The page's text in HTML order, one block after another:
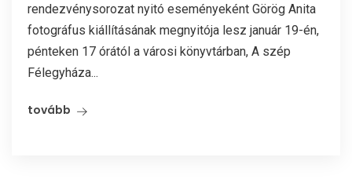
rendezvénysorozat nyitó eseményeként Görög Anita
fotográfus kiállításának megnyitója lesz január 19-én,
pénteken 17 órától a városi könyvtárban, A szép
Félegyháza...
tovább